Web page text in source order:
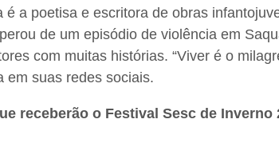
a poetisa e escritora de obras
de um episódio de violência em
com muitas histórias. “Viver é o
em suas redes sociais.
receberão o Festival Sesc de Inverno